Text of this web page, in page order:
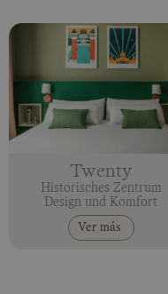
Twenty
Historisches Zentrum
Design und Komfort
Ver más